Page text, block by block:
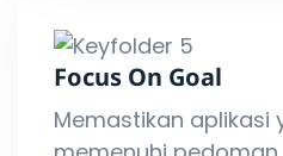
Focus On Goal
Memastikan aplikasi